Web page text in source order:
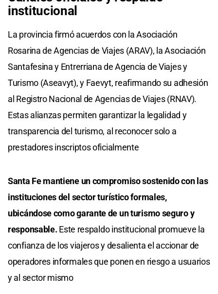
institucional
La provincia firmó acuerdos con la Asociación
Rosarina de Agencias de Viajes (ARAV), la Asociación
Santafesina y Entrerriana de Agencia de Viajes y
Turismo (Aseavyt), y Faevyt, reafirmando su adhesión
al Registro Nacional de Agencias de Viajes (RNAV).
Estas alianzas permiten garantizar la legalidad y
transparencia del turismo, al reconocer solo a
prestadores inscriptos oficialmente
Santa Fe mantiene un compromiso sostenido con las
instituciones del sector turístico formales,
ubicándose como garante de un turismo seguro y
responsable. Este respaldo institucional promueve la
confianza de los viajeros y desalienta el accionar de
operadores informales que ponen en riesgo a usuarios
y al sector mismo